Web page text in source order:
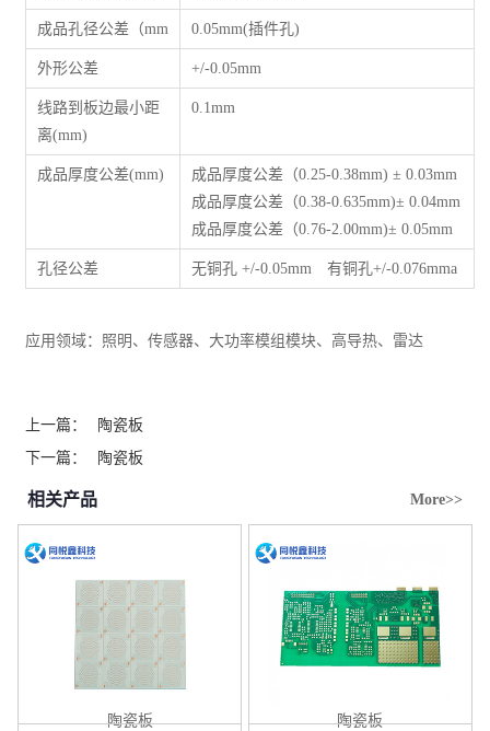
成品孔径公差（mm 0.05mm(插件孔)
外形公差 +/-0.05mm
线路到板边最小距
离(mm)
0.1mm
成品厚度公差(mm)
成品厚度公差（0.25-0.38mm) ± 0.03mm
成品厚度公差（0.38-0.635mm)± 0.04mm
成品厚度公差（0.76-2.00mm)± 0.05mm
孔径公差 无铜孔 +/-0.05mm 有铜孔+/-0.076mma
应用领域：照明、传感器、大功率模组模块、高导热、雷达
上一篇：
陶瓷板
下一篇：
陶瓷板
相关产品 More>>
陶瓷板 陶瓷板